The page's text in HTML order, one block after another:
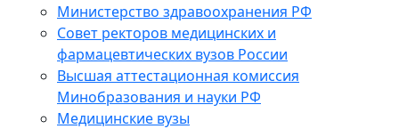
Министерство здравоохранения РФ
Совет ректоров медицинских и
фармацевтических вузов России
Высшая аттестационная комиссия
Минобразования и науки РФ
Медицинские вузы